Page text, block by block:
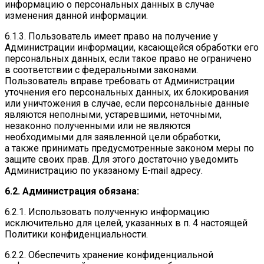
информацию о персональных данных в случае
изменения данной информации.
6.1.3. Пользователь имеет право на получение у
Администрации информации, касающейся обработки его
персональных данных, если такое право не ограничено
в соответствии с федеральными законами.
Пользователь вправе требовать от Администрации
уточнения его персональных данных, их блокирования
или уничтожения в случае, если персональные данные
являются неполными, устаревшими, неточными,
незаконно полученными или не являются
необходимыми для заявленной цели обработки,
а также принимать предусмотренные законом меры по
защите своих прав. Для этого достаточно уведомить
Администрацию по указаному E-mail адресу.
6.2. Администрация обязана:
6.2.1. Использовать полученную информацию
исключительно для целей, указанных в п. 4 настоящей
Политики конфиденциальности.
6.2.2. Обеспечить хранение конфиденциальной